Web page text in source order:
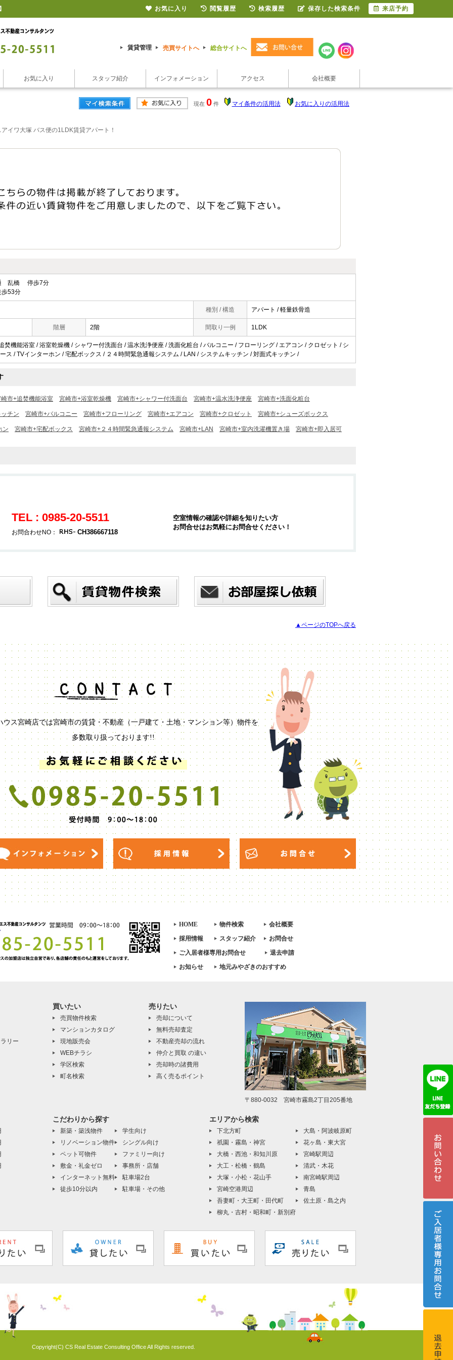
賃貸管理 売買サイトへ 総合サイトへ
お気に入り スタッフ紹介 インフォメーション アクセス 会社概要
現在 0 件 マイ条件の活用法 お気に入りの活用法
イワ大塚 バス便の1LDK賃貸アパート！
乱橋 停歩7分
53分
種別 / 構造 アパート / 軽量鉄骨造
階層 2階 間取り一例 1LDK
焚機能浴室 / 浴室乾燥機 / シャワー付洗面台 / 温水洗浄便座 / 洗面化粧台 / バルコニー / フローリング / エアコン / クロゼット / シ
ス / TVインターホン / 宅配ボックス / ２４時間緊急通報システム / LAN / システムキッチン / 対面式キッチン /
市+追焚機能浴室 宮崎市+浴室乾燥機 宮崎市+シャワー付洗面台 宮崎市+温水洗浄便座 宮崎市+洗面化粧台
チン 宮崎市+バルコニー 宮崎市+フローリング 宮崎市+エアコン 宮崎市+クロゼット 宮崎市+シューズボックス
ン 宮崎市+宅配ボックス 宮崎市+２４時間緊急通報システム 宮崎市+LAN 宮崎市+室内洗濯機置き場 宮崎市+即入居可
TEL : 0985-20-5511
お問合わせNO： CH386667118
空室情報の確認や詳細を知りたい方
お問合せはお気軽にお問合せください！
▲ページのTOPへ戻る
ウス宮崎店では宮崎市の賃貸・不動産（一戸建て・土地・マンション等）物件を
多数取り扱っております!!
HOME 物件検索
会社概要
採用情報
スタッフ紹介
お問合せ
ご入居者様専用お問合せ
退去申請
お知らせ
地元みやざきのおすすめ
リー
買いたい
売買物件検索
マンションカタログ
現地販売会
WEBチラシ
学区検索
町名検索
売りたい
売却について
無料売却査定
不動産売却の流れ
仲介と買取 の違い
売却時の諸費用
高く売るポイント
〒880-0032 宮崎市霧島2丁目205番地
こだわりから探す
新築・築浅物件
リノベーション物件
ペット可物件
敷金・礼金ゼロ
インターネット無料
徒歩10分以内
学生向け
シングル向け
ファミリー向け
事務所・店舗
駐車場2台
駐車場・その他
エリアから検索
下北方町
祇園・霧島・神宮
大橋・西池・和知川原
大工・松橋・鶴島
大塚・小松・花山手
宮崎空港周辺
吾妻町・大王町・田代町
柳丸・吉村・昭和町・新別府
大島・阿波岐原町
花ヶ島・東大宮
宮崎駅周辺
清武・木花
南宮崎駅周辺
青島
佐土原・島之内
Copyright(C) CS Real Estate Consulting Office All Rights reserved.
お気に入り 閲覧履歴 検索履歴 保存した検索条件 来店予約